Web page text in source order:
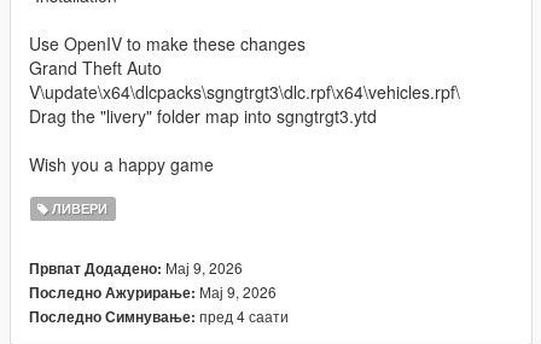
Use OpenIV to make these changes
Grand Theft Auto
V\update\x64\dlcpacks\sgngtrgt3\dlc.rpf\x64\vehicles.rpf\
Drag the "livery" folder map into sgngtrgt3.ytd
Wish you a happy game
ЛИВЕРИ
Првпат Додадено: Мај 9, 2026
Последно Ажурирање: Мај 9, 2026
Последно Симнување: пред 4 саати